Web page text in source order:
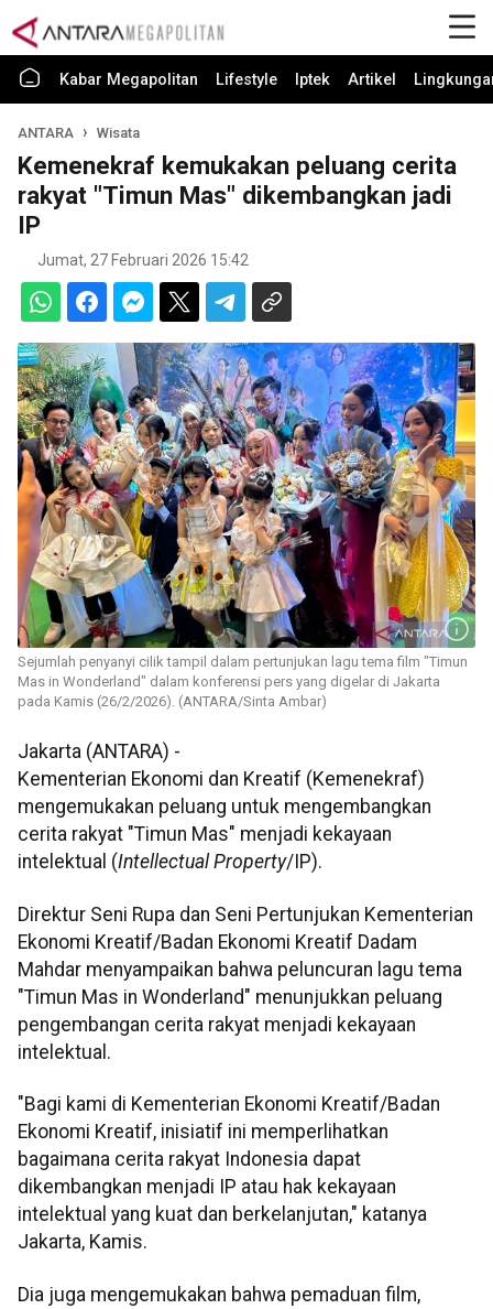
Kabar Megapolitan Lifestyle Iptek Artikel
ANTARA Wisata
Kemenekraf kemukakan peluang cerita
rakyat "Timun Mas" dikembangkan jadi
IP
Jumat, 27 Februari 2026 15:42
Sejumlah penyanyi cilik tampil dalam pertunjukan lagu tema film "Timun
Mas in Wonderland" dalam konferensi pers yang digelar di Jakarta
pada Kamis (26/2/2026). (ANTARA/Sinta Ambar)
Jakarta (ANTARA) -
Kementerian Ekonomi dan Kreatif (Kemenekraf)
mengemukakan peluang untuk mengembangkan
cerita rakyat "Timun Mas" menjadi kekayaan
intelektual (Intellectual Property/IP).
Direktur Seni Rupa dan Seni Pertunjukan Kementerian
Ekonomi Kreatif/Badan Ekonomi Kreatif Dadam
Mahdar menyampaikan bahwa peluncuran lagu tema
"Timun Mas in Wonderland" menunjukkan peluang
pengembangan cerita rakyat menjadi kekayaan
intelektual.
"Bagi kami di Kementerian Ekonomi Kreatif/Badan
Ekonomi Kreatif, inisiatif ini memperlihatkan
bagaimana cerita rakyat Indonesia dapat
dikembangkan menjadi IP atau hak kekayaan
intelektual yang kuat dan berkelanjutan," katanya
Jakarta, Kamis.
Dia juga mengemukakan bahwa pemaduan film,